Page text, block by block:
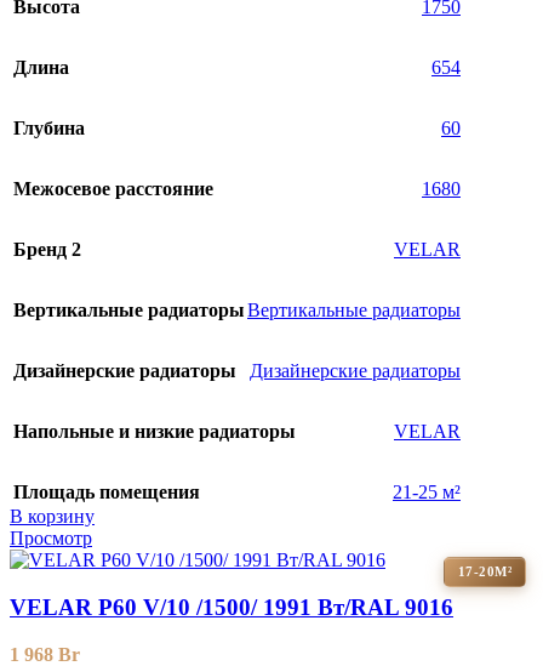
Высота 1750
Длина 654
Глубина 60
Межосевое расстояние 1680
Бренд 2 VELAR
Вертикальные радиаторыВертикальные радиаторы
Дизайнерские радиаторы Дизайнерские радиаторы
Напольные и низкие радиаторы VELAR
Площадь помещения
21-25 м²
В корзину
Просмотр
17-20М²
VELAR P60 V/10 /1500/ 1991 Bт/RAL 9016
1 968 Br